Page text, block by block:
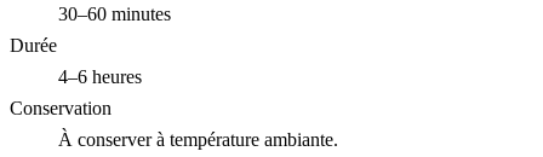
30–60 minutes
Durée
4–6 heures
Conservation
À conserver à température ambiante.